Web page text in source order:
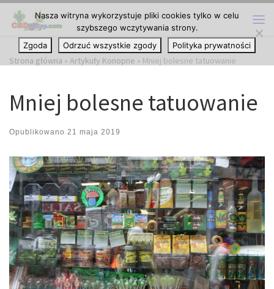
Przejdź do treści
Strona główna » Artykuły Konopne » Mniej bolesne tatuowanie
Mniej bolesne tatuowanie
Opublikowano 21 maja 2019
Nasza witryna wykorzystuje pliki cookies tylko w celu
szybszego wczytywania strony.
Zgoda
Odrzuć wszystkie zgody Polityka prywatności